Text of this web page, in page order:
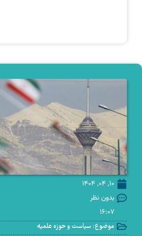
10, 04, 1404
بدون نظر
16:07
موضوع: سیاست و حوزه علمیه